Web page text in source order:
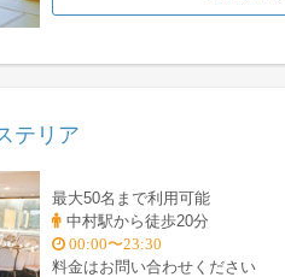
テリア
最大50名まで利用可能
中村駅から徒歩20分
00:00〜23:30
料金はお問い合わせください